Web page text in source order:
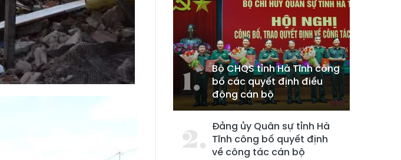
Bộ CHQS tỉnh Hà Tĩnh công
bố các quyết định điều
động cán bộ
Đảng ủy Quân sự tỉnh Hà
Tĩnh công bố quyết định
về công tác cán bộ